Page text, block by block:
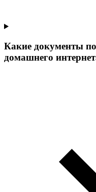
Какие документы
домашнего